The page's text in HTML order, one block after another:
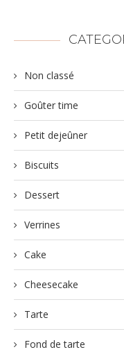
Non classé
Goûter time
Petit dejeûner
Biscuits
Dessert
Verrines
Cake
Cheesecake
Tarte
Fond de tarte